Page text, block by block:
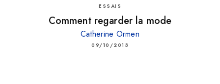
ESSAIS
Comment regarder la mode
Catherine Ormen
09/10/2013